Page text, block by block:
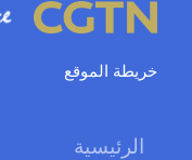
خريطة الموقع
الرئيسية